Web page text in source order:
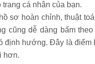
trang cá nhân của bạn.
sơ hoàn chỉnh, thuật
cũng dễ dàng bấm
định hướng. Đây là
hơn.